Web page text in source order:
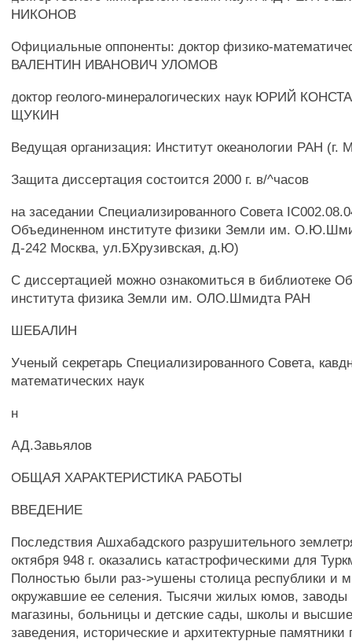
НИКОНОВ
Официальные оппоненты: доктор физико-
ВАЛЕНТИН ИВАНОВИЧ УЛОМОВ
доктор геолого-минералогических наук ЮРИЙ
ЩУКИН
Ведущая организация: Институт океанологии РАН (г.
Защита диссертация состоится 2000 г. в/^часов
на заседании Специализированного Совета
Объединенном институте физики Земли им.
Д-242 Москва, ул.БХрузивская, д.Ю)
С диссертацией можно ознакомиться в библиотеке
института физика Земли им. ОЛО.Шмидта РАН
ШЕБАЛИН
Ученый секретарь Специализированного Совета,
математических наук
н
АД.Завьялов
ОБЩАЯ ХАРАКТЕРИСТИКА РАБОТЫ
ВВЕДЕНИЕ
Последствия Ашхабадского разрушительного
октября 948 г. оказались катастрофическими для
Полностью были раз->ушены столица республики и
окружавшие ее селения. Тысячи жилых юмов,
магазины, больницы и детские сады, школы и
заведения, исторические и архитектурные памятники